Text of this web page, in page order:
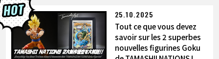
25.10.2025
Tout ce que vous devez
savoir sur les 2 superbes
nouvelles figurines Goku